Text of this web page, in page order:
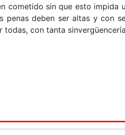
cometido sin que esto impida
penas deben ser altas y con
todas, con tanta